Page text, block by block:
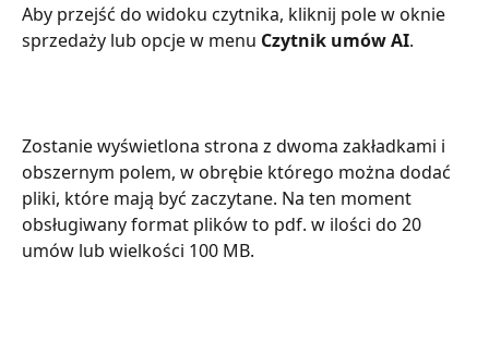
Aby przejść do widoku czytnika, kliknij pole w oknie
sprzedaży lub opcje w menu Czytnik umów AI.
Zostanie wyświetlona strona z dwoma zakładkami i
obszernym polem, w obrębie którego można dodać
pliki, które mają być zaczytane. Na ten moment
obsługiwany format plików to pdf. w ilości do 20
umów lub wielkości 100 MB.